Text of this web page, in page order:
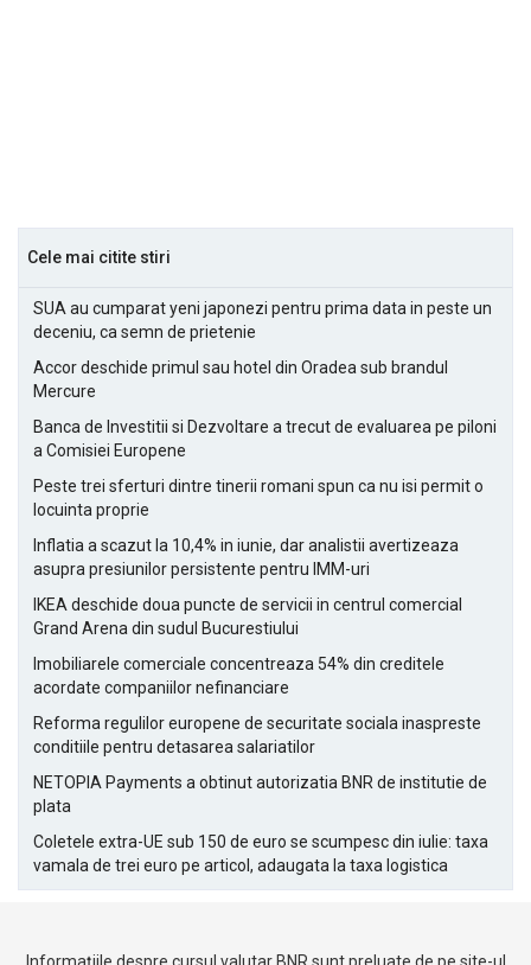
Cele mai citite stiri
SUA au cumparat yeni japonezi pentru prima data in peste un
deceniu, ca semn de prietenie
Accor deschide primul sau hotel din Oradea sub brandul
Mercure
Banca de Investitii si Dezvoltare a trecut de evaluarea pe piloni
a Comisiei Europene
Peste trei sferturi dintre tinerii romani spun ca nu isi permit o
locuinta proprie
Inflatia a scazut la 10,4% in iunie, dar analistii avertizeaza
asupra presiunilor persistente pentru IMM-uri
IKEA deschide doua puncte de servicii in centrul comercial
Grand Arena din sudul Bucurestiului
Imobiliarele comerciale concentreaza 54% din creditele
acordate companiilor nefinanciare
Reforma regulilor europene de securitate sociala inaspreste
conditiile pentru detasarea salariatilor
NETOPIA Payments a obtinut autorizatia BNR de institutie de
plata
Coletele extra-UE sub 150 de euro se scumpesc din iulie: taxa
vamala de trei euro pe articol, adaugata la taxa logistica